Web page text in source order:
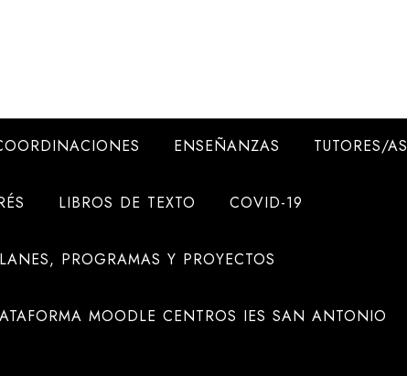
ENSEÑANZAS TUTORES/AS
LIBROS DE TEXTO COVID-19
PROGRAMAS Y PROYECTOS
MOODLE CENTROS IES SAN ANTONIO